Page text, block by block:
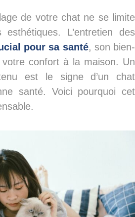
de votre chat ne se limite
L’entretien des
pour sa santé, son bien-
confort à la maison. Un
est le signe d’un chat
santé. Voici pourquoi cet